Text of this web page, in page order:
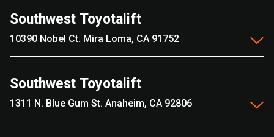
Southwest Toyotalift
10390 Nobel Ct. Mira Loma, CA 91752
Southwest Toyotalift
1311 N. Blue Gum St. Anaheim, CA 92806